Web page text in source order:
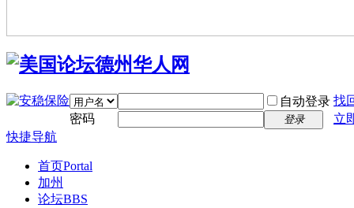
自动登录 找
密码
登录
立
快捷导航
首页Portal
加州
论坛BBS